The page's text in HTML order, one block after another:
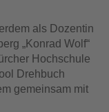
als Dozentin
„Konrad Wolf“
Hochschule
Drehbuch
gemeinsam mit